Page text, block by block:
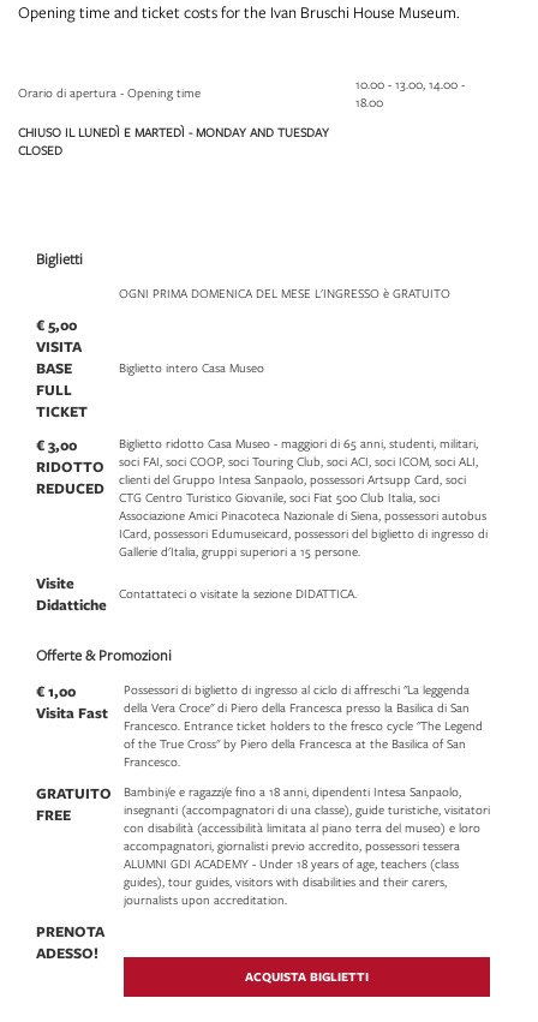
Opening time and ticket costs for the Ivan Bruschi House Museum.
Orario di apertura - Opening time
10.00 - 13.00, 14.00 -
18.00
CHIUSO IL LUNEDÌ E MARTEDÌ - MONDAY AND TUESDAY
CLOSED
Biglietti
OGNI PRIMA DOMENICA DEL MESE L'INGRESSO è GRATUITO
€ 5,00
VISITA
BASE
FULL
TICKET
Biglietto intero Casa Museo
€ 3,00
RIDOTTO
REDUCED
Biglietto ridotto Casa Museo - maggiori di 65 anni, studenti, militari,
soci FAI, soci COOP, soci Touring Club, soci ACI, soci ICOM, soci ALI,
clienti del Gruppo Intesa Sanpaolo, possessori Artsupp Card, soci
CTG Centro Turistico Giovanile, soci Fiat 500 Club Italia, soci
Associazione Amici Pinacoteca Nazionale di Siena, possessori autobus
ICard, possessori Edumuseicard, possessori del biglietto di ingresso di
Gallerie d'Italia, gruppi superiori a 15 persone.
Visite
Didattiche
Contattateci o visitate la sezione DIDATTICA.
Offerte & Promozioni
€ 1,00
Visita Fast
Possessori di biglietto di ingresso al ciclo di affreschi "La leggenda
della Vera Croce" di Piero della Francesca presso la Basilica di San
Francesco. Entrance ticket holders to the fresco cycle "The Legend
of the True Cross" by Piero della Francesca at the Basilica of San
Francesco.
GRATUITO
FREE
Bambini/e e ragazzi/e fino a 18 anni, dipendenti Intesa Sanpaolo,
insegnanti (accompagnatori di una classe), guide turistiche, visitatori
con disabilità (accessibilità limitata al piano terra del museo) e loro
accompagnatori, giornalisti previo accredito, possessori tessera
ALUMNI GDI ACADEMY - Under 18 years of age, teachers (class
guides), tour guides, visitors with disabilities and their carers,
journalists upon accreditation.
PRENOTA
ADESSO!
ACQUISTA BIGLIETTI